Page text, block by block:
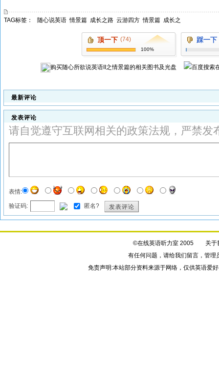
TAG标签： 随心说英语 情景篇 成长之路 云游四方 情景篇 成长之
顶一下 (74)
100%
踩一下
购买随心所欲说英语II之情景篇的相关图书及光盘
最新评论
发表评论
请自觉遵守互联网相关的政策法规，严禁发
表情:
验证码: 匿名? 发表评论
©在线英语听力室 2005 关于
有任何问题，请给我们留言，管理
免责声明:本站部分资料来源于网络，仅供英语爱